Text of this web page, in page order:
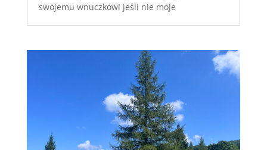
swojemu wnuczkowi jeśli nie moje